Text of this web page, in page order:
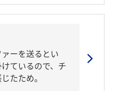
ーを送るとい
ているので、チ
たため。